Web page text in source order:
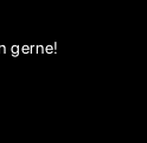
gerne!